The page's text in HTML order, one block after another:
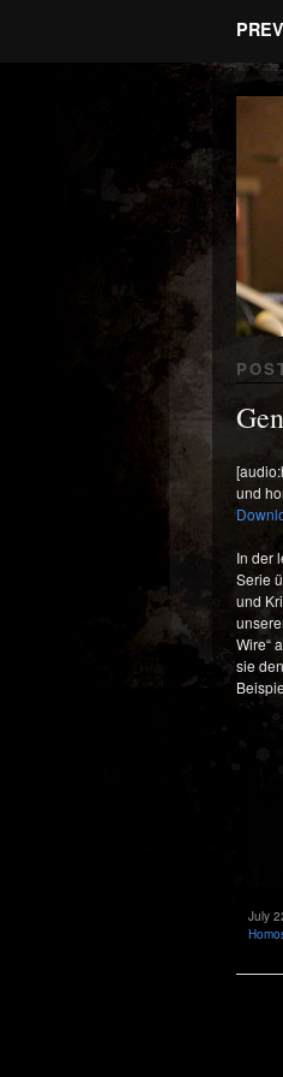
und
In der
Serie
und
Wire“
sie
July